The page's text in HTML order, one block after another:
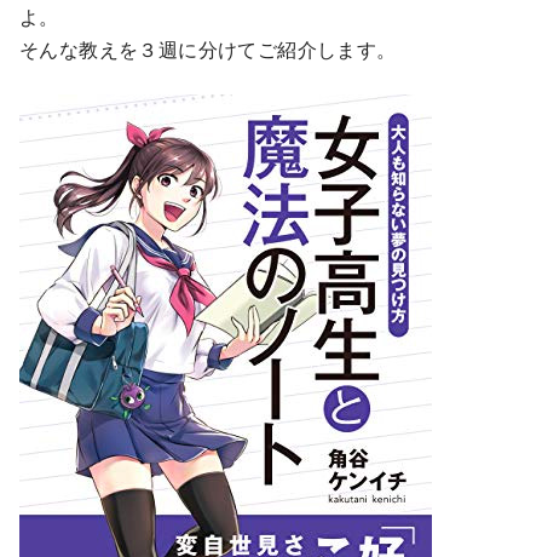
よ。
そんな教えを３週に分けてご紹介します。